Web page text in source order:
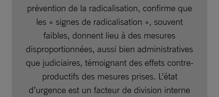
prévention de la radicalisation, confirme que
les « signes de radicalisation », souvent
faibles, donnent lieu à des mesures
disproportionnées, aussi bien administratives
que judiciaires, témoignant des effets contre-
productifs des mesures prises. L’état
d’urgence est un facteur de division interne